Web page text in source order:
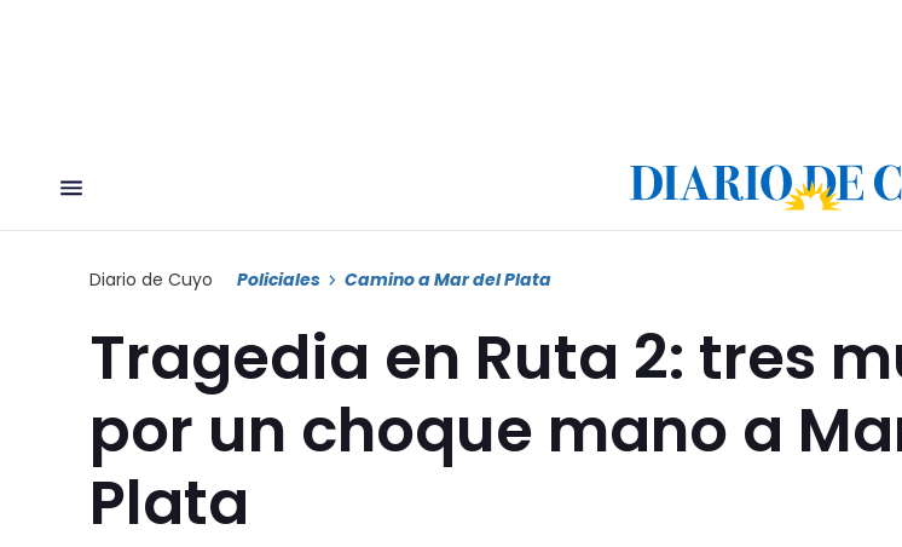
Diario de Cuyo Policiales Camino a Mar del Plata
Tragedia en Ruta 2: tres
por un choque mano a
Plata